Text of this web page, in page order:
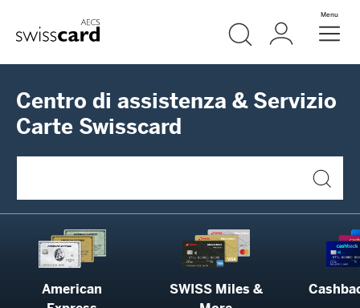
Header
Logo Meta Navigation
RicercaLogin Menu
Centro di assistenza & Servizio
Carte Swisscard
American
SWISS Miles &